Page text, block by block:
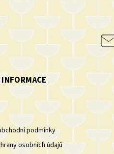
podmínky
osobních údajů